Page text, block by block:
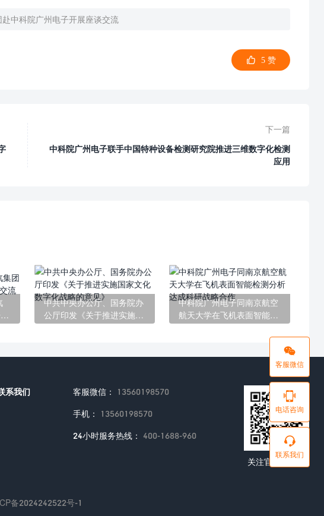
中科院广州电子开展座谈交流
5赞
下一篇
中科院广州电子联手中国特种设备检测研究院推进三维数字化检测
应用
中共中央办公厅、国务院办
公厅印发《关于推进实施国
中科院广州电子同南京航空
航天大学在飞机表面智能检
客服微信
电话咨询
联系我们
系我们 客服微信： 13560198570
手机： 13560198570
24小时服务热线： 400-1688-960
关注官方公众号
备2024242522号-1